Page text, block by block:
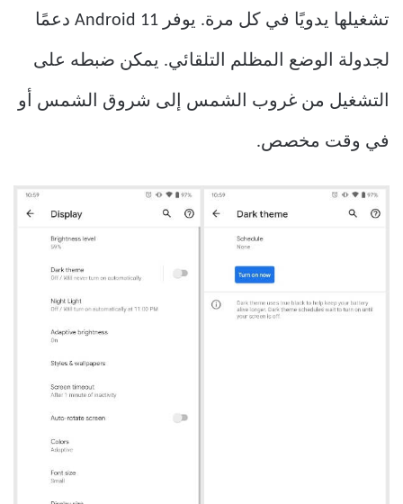
تشغيلها يدويًا في كل مرة. يوفر Android 11 دعمًا
لجدولة الوضع المظلم التلقائي. يمكن ضبطه على
التشغيل من غروب الشمس إلى شروق الشمس أو
في وقت مخصص.